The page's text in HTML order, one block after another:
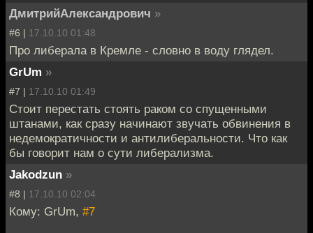
ДмитрийАлександрович »
#6 | 17.10.10 01:48
Про либерала в Кремле - словно в воду глядел.
GrUm »
#7 | 17.10.10 01:49
Стоит перестать стоять раком со спущенными
штанами, как сразу начинают звучать обвинения в
недемократичности и антилиберальности. Что как
бы говорит нам о сути либерализма.
Jakodzun »
#8 | 17.10.10 02:04
Кому: GrUm, #7